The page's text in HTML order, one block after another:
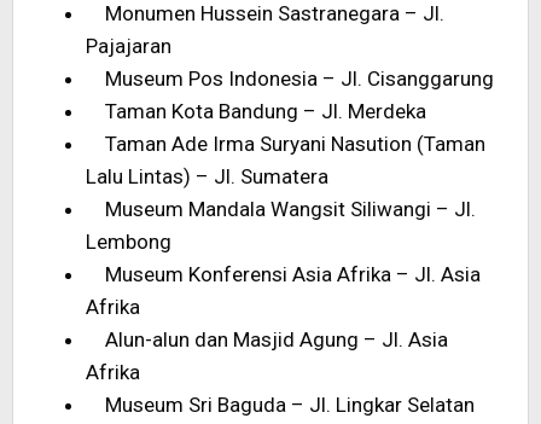
Monumen Hussein Sastranegara – Jl.
Pajajaran
Museum Pos Indonesia – Jl. Cisanggarung
Taman Kota Bandung – Jl. Merdeka
Taman Ade Irma Suryani Nasution (Taman
Lalu Lintas) – Jl. Sumatera
Museum Mandala Wangsit Siliwangi – Jl.
Lembong
Museum Konferensi Asia Afrika – Jl. Asia
Afrika
Alun-alun dan Masjid Agung – Jl. Asia
Afrika
Museum Sri Baguda – Jl. Lingkar Selatan